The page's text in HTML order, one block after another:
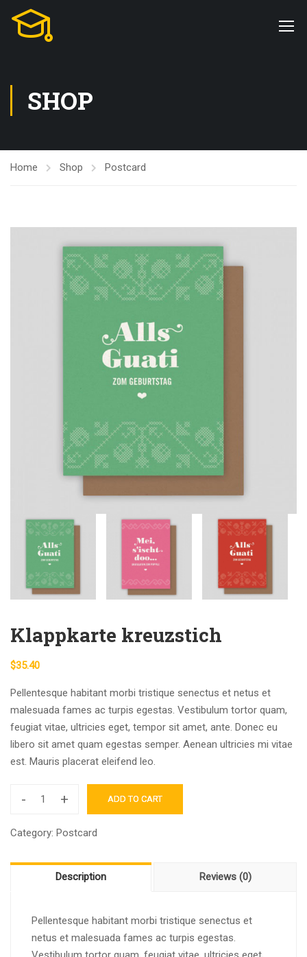
SHOP
Home Shop Postcard
Klappkarte kreuzstich
$35.40
Pellentesque habitant morbi tristique senectus et netus et
malesuada fames ac turpis egestas. Vestibulum tortor quam,
feugiat vitae, ultricies eget, tempor sit amet, ante. Donec eu
libero sit amet quam egestas semper. Aenean ultricies mi vitae
est. Mauris placerat eleifend leo.
-
Klappkarte
quantity
+ ADD TO CART
Category: Postcard
Description Reviews (0)
Pellentesque habitant morbi tristique senectus et
netus et malesuada fames ac turpis egestas.